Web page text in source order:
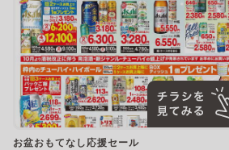
お盆おもてなし応援セール